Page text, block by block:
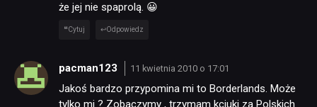
że jej nie spaprolą. 😀
Cytuj Odpowiedz
pacman123 11 kwietnia 2010 o 17:01
Jakoś bardzo przypomina mi to Borderlands. Może